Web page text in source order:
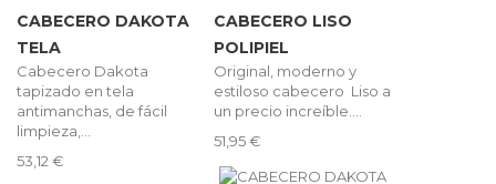
CABECERO DAKOTA
TELA
Cabecero Dakota
tapizado en tela
antimanchas, de fácil
limpieza,...
53,12 €
CABECERO LISO
POLIPIEL
Original, moderno y
estiloso cabecero Liso a
un precio increíble....
51,95 €